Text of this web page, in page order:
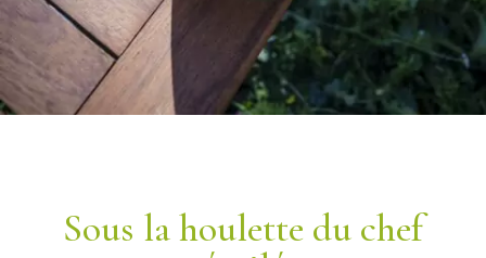
Sous la houlette du chef